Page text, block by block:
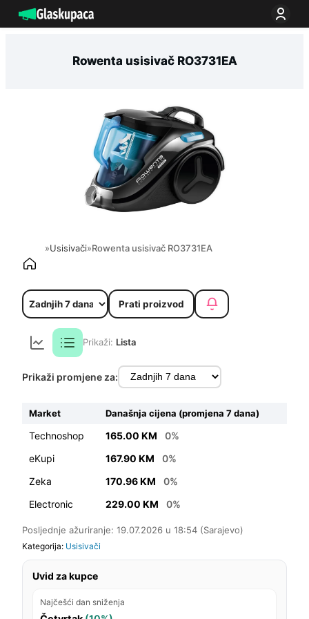
na
Rowenta usisivač RO3731EA
»Usisivači»Rowenta usisivač RO3731EA
Prati proizvod
Prikaži: Lista
Prikaži promjene za:
Market Današnja cijena (promjena 7 dana)
Technoshop 165.00 KM
0%
eKupi
167.90 KM
0%
Zeka
170.96 KM
0%
Electronic
229.00 KM 0%
Posljednje ažuriranje: 19.07.2026 u 18:54 (Sarajevo)
Kategorija: Usisivači
Uvid za kupce
Najčešći dan sniženja